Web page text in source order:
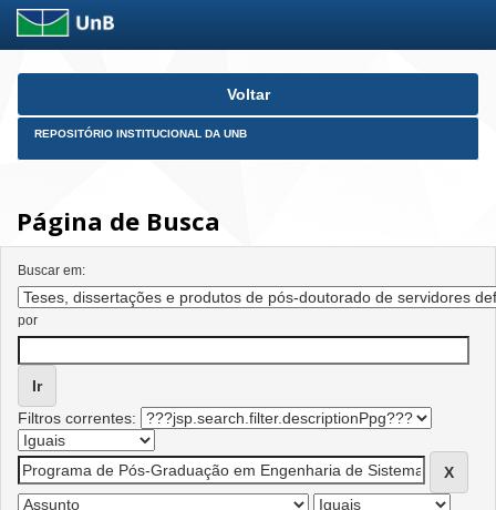
Skip
Voltar
REPOSITÓRIO INSTITUCIONAL DA UNB
Página de Busca
Buscar em:
por
Filtros correntes: